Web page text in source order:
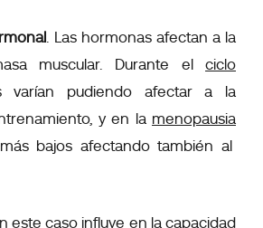
. Las hormonas afectan a la
muscular. Durante el ciclo
varían pudiendo afectar a la
y en la menopausia
bajos afectando también al
este caso influye en lacapacidad